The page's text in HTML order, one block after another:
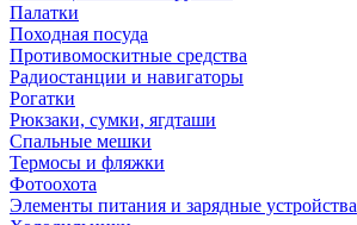
Палатки
Походная посуда
Противомоскитные средства
Радиостанции и навигаторы
Рогатки
Рюкзаки, сумки, ягдташи
Спальные мешки
Термосы и фляжки
Фотоохота
Элементы питания и зарядные устройства